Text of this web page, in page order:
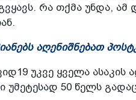
რა თქმა უნდა, ამ
აღენიშნებათ
უკვე ყველა ასაკის
50 წელს